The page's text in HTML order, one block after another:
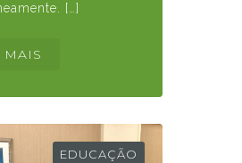
[…]
MAIS
EDUCAÇÃO